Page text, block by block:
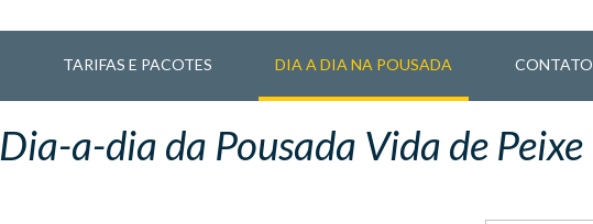
TARIFAS E PACOTES DIA A DIA NA POUSADA CONTATO
Dia-a-dia da Pousada Vida de Peixe